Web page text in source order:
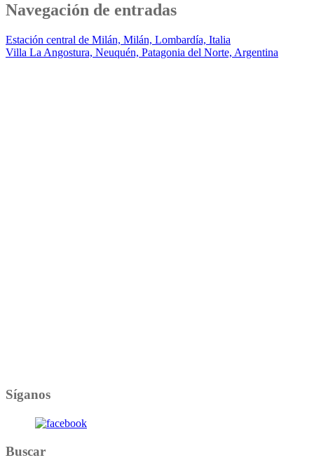
Navegación de entradas
Estación central de Milán, Milán, Lombardía, Italia
Villa La Angostura, Neuquén, Patagonia del Norte, Argentina
Síganos
Buscar